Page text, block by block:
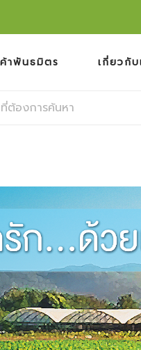
าพันธมิตร เกี่ยวกับ